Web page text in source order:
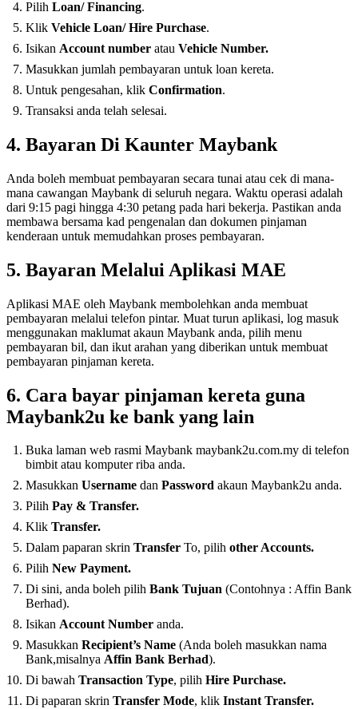
Pilih Loan/ Financing.
Klik Vehicle Loan/ Hire Purchase.
Isikan Account number atau Vehicle Number.
Masukkan jumlah pembayaran untuk loan kereta.
Untuk pengesahan, klik Confirmation.
Transaksi anda telah selesai.
4. Bayaran Di Kaunter Maybank
Anda boleh membuat pembayaran secara tunai atau cek di mana-
mana cawangan Maybank di seluruh negara. Waktu operasi adalah
dari 9:15 pagi hingga 4:30 petang pada hari bekerja. Pastikan anda
membawa bersama kad pengenalan dan dokumen pinjaman
kenderaan untuk memudahkan proses pembayaran.
5. Bayaran Melalui Aplikasi MAE
Aplikasi MAE oleh Maybank membolehkan anda membuat
pembayaran melalui telefon pintar. Muat turun aplikasi, log masuk
menggunakan maklumat akaun Maybank anda, pilih menu
pembayaran bil, dan ikut arahan yang diberikan untuk membuat
pembayaran pinjaman kereta.
6. Cara bayar pinjaman kereta guna
Maybank2u ke bank yang lain
Buka laman web rasmi Maybank maybank2u.com.my di telefon
bimbit atau komputer riba anda.
Masukkan Username dan Password akaun Maybank2u anda.
Pilih Pay & Transfer.
Klik Transfer.
Dalam paparan skrin Transfer To, pilih other Accounts.
Pilih New Payment.
Di sini, anda boleh pilih Bank Tujuan (Contohnya : Affin Bank
Berhad).
Isikan Account Number anda.
Masukkan Recipient’s Name (Anda boleh masukkan nama
Bank,misalnya Affin Bank Berhad).
Di bawah Transaction Type, pilih Hire Purchase.
Di paparan skrin Transfer Mode, klik Instant Transfer.